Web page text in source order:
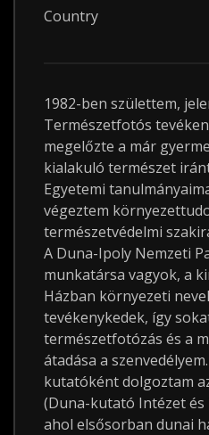
Country
1982-ben születtem,
Természetfotós
megelőzte a már
kialakuló természet
Egyetemi
végeztem
természetvédelmi
A Duna-Ipoly Nemzeti
munkatársa vagyok, a
Házban környezeti
tevékenykedek, így
természetfotózás és a
átadása a
kutatóként dolgoztam
(Duna-kutató Intézet
ahol elsősorban dunai